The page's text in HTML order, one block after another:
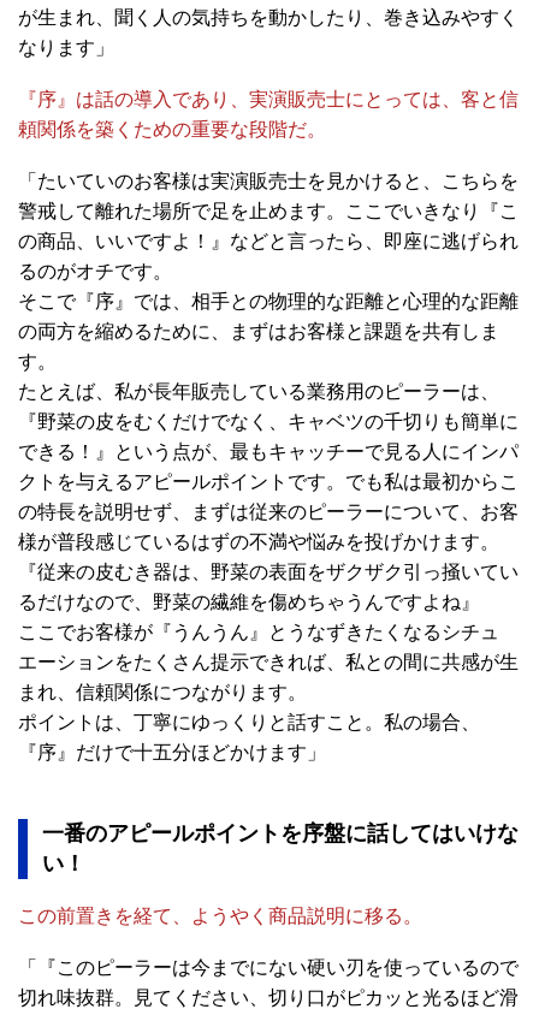
が生まれ、聞く人の気持ちを動かしたり、巻き込みやすく
なります」
『序』は話の導入であり、実演販売士にとっては、客と信
頼関係を築くための重要な段階だ。
「たいていのお客様は実演販売士を見かけると、こちらを
警戒して離れた場所で足を止めます。ここでいきなり『こ
の商品、いいですよ！』などと言ったら、即座に逃げられ
るのがオチです。
そこで『序』では、相手との物理的な距離と心理的な距離
の両方を縮めるために、まずはお客様と課題を共有しま
す。
たとえば、私が長年販売している業務用のピーラーは、
『野菜の皮をむくだけでなく、キャベツの千切りも簡単に
できる！』という点が、最もキャッチーで見る人にインパ
クトを与えるアピールポイントです。でも私は最初からこ
の特長を説明せず、まずは従来のピーラーについて、お客
様が普段感じているはずの不満や悩みを投げかけます。
『従来の皮むき器は、野菜の表面をザクザク引っ掻いてい
るだけなので、野菜の繊維を傷めちゃうんですよね』
ここでお客様が『うんうん』とうなずきたくなるシチュ
エーションをたくさん提示できれば、私との間に共感が生
まれ、信頼関係につながります。
ポイントは、丁寧にゆっくりと話すこと。私の場合、
『序』だけで十五分ほどかけます」
一番のアピールポイントを序盤に話してはいけな
い！
この前置きを経て、ようやく商品説明に移る。
「『このピーラーは今までにない硬い刃を使っているので
切れ味抜群。見てください、切り口がピカッと光るほど滑